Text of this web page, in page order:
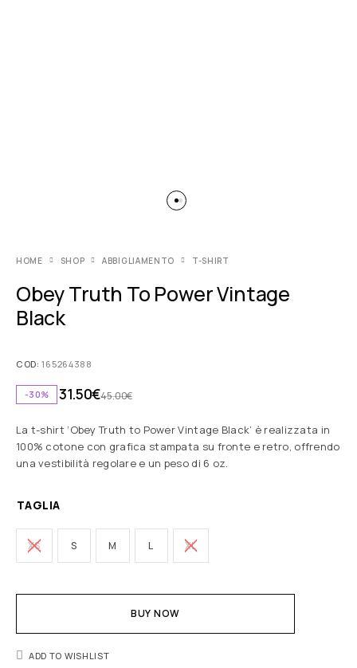
HOME SHOP ABBIGLIAMENTO T-SHIRT
Obey Truth To Power Vintage
Black
COD:165264388
-30% 45.00€
31.50€
La t-shirt ‘Obey Truth to Power Vintage Black’ è realizzata in
100% cotone con grafica stampata su fronte e retro, offrendo
una vestibilità regolare e un peso di 6 oz.
TAGLIA
XS S M L XL
BUY NOW
ADD TO WISHLIST